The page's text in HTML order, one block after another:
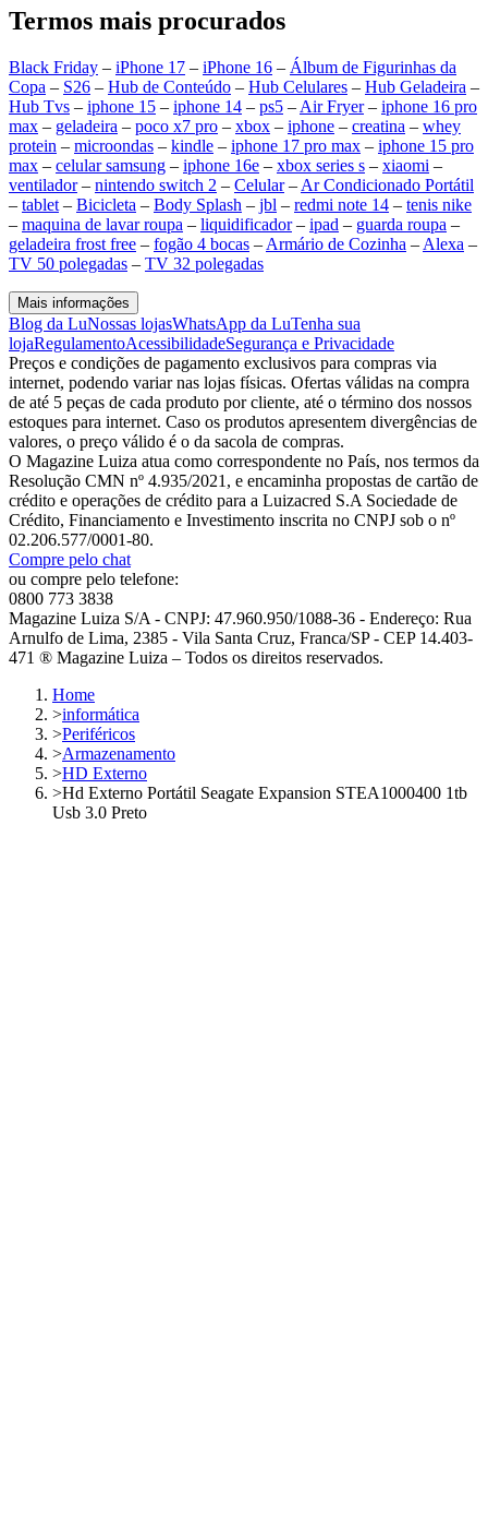
Termos mais procurados
Black Friday – iPhone 17 – iPhone 16 – Álbum de Figurinhas da
Copa – S26 – Hub de Conteúdo – Hub Celulares – Hub Geladeira –
Hub Tvs – iphone 15 – iphone 14 – ps5 – Air Fryer– iphone 16 pro
max – geladeira – poco x7 pro – xbox – iphone – creatina – whey
protein – microondas – kindle – iphone 17 pro max – iphone 15 pro
max – celular samsung – iphone 16e – xbox series s – xiaomi –
ventilador– nintendo switch 2 – Celular– Ar Condicionado Portátil
– tablet – Bicicleta – Body Splash – jbl – redmi note 14 – tenis nike
– maquina de lavar roupa – liquidificador– ipad – guarda roupa –
geladeira frost free – fogão 4 bocas – Armário de Cozinha – Alexa –
TV 50 polegadas – TV 32 polegadas
Mais informações
Blog da LuNossas lojasWhatsApp da LuTenha sua
lojaRegulamentoAcessibilidadeSegurança e Privacidade
Preços e condições de pagamento exclusivos para compras via
internet, podendo variar nas lojas físicas. Ofertas válidas na compra
de até 5 peças de cada produto por cliente, até o término dos nossos
estoques para internet. Caso os produtos apresentem divergências de
valores, o preço válido é o da sacola de compras.
O Magazine Luiza atua como correspondente no País, nos termos da
Resolução CMN nº 4.935/2021, e encaminha propostas de cartão de
crédito e operações de crédito para a Luizacred S.A Sociedade de
Crédito, Financiamento e Investimento inscrita no CNPJ sob o nº
02.206.577/0001-80.
Compre pelo chat
ou compre pelo telefone:
0800 773 3838
Magazine Luiza S/A - CNPJ: 47.960.950/1088-36 - Endereço: Rua
Arnulfo de Lima, 2385 - Vila Santa Cruz, Franca/SP - CEP 14.403-
471 ® Magazine Luiza – Todos os direitos reservados.
Home
>informática
>Periféricos
>Armazenamento
>HD Externo
>Hd Externo Portátil Seagate Expansion STEA1000400 1tb
Usb 3.0 Preto